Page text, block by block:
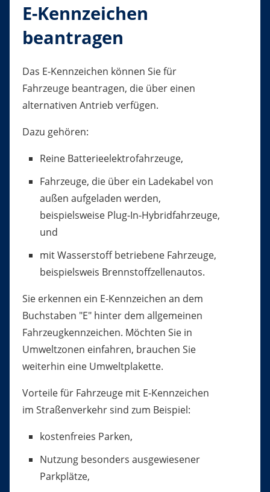
E-Kennzeichen
beantragen
Das E-Kennzeichen können Sie für
Fahrzeuge beantragen, die über einen
alternativen Antrieb verfügen.
Dazu gehören:
Reine Batterieelektrofahrzeuge,
Fahrzeuge, die über ein Ladekabel von
außen aufgeladen werden,
beispielsweise Plug-In-Hybridfahrzeuge,
und
mit Wasserstoff betriebene Fahrzeuge,
beispielsweis Brennstoffzellenautos.
Sie erkennen ein E-Kennzeichen an dem
Buchstaben "E" hinter dem allgemeinen
Fahrzeugkennzeichen. Möchten Sie in
Umweltzonen einfahren, brauchen Sie
weiterhin eine Umweltplakette.
Vorteile für Fahrzeuge mit E-Kennzeichen
im Straßenverkehr sind zum Beispiel:
kostenfreies Parken,
Nutzung besonders ausgewiesener
Parkplätze,